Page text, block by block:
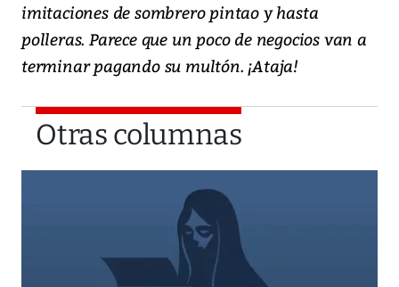
imitaciones de sombrero pintao y hasta
polleras. Parece que un poco de negocios van a
terminar pagando su multón. ¡Ataja!
Otras columnas